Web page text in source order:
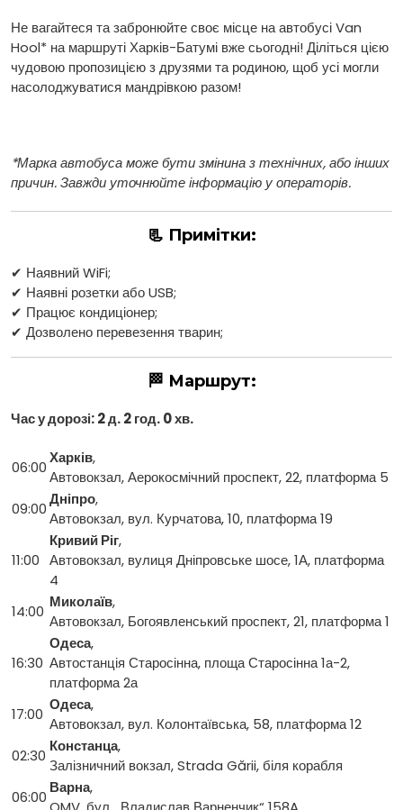
Не вагайтеся та забронюйте своє місце на автобусі Van
Hool* на маршруті Харків-Батумі вже сьогодні! Діліться цією
чудовою пропозицією з друзями та родиною, щоб усі могли
насолоджуватися мандрівкою разом!
*Марка автобуса може бути змінина з технічних, або інших
причин. Завжди уточнюйте інформацію у операторів.
📃 Примітки:
✔ Наявний WiFi;
✔ Наявні розетки або USB;
✔ Працює кондиціонер;
✔ Дозволено перевезення тварин;
🏁 Маршрут:
Час у дорозі: 2 д. 2 год. 0 хв.
06:00
Харків,
Автовокзал, Аерокосмічний проспект, 22, платформа 5
09:00
Дніпро,
Автовокзал, вул. Курчатова, 10, платформа 19
11:00
Кривий Ріг,
Автовокзал, вулиця Дніпровське шосе, 1А, платформа
4
14:00
Миколаїв,
Автовокзал, Богоявленський проспект, 21, платформа 1
16:30
Одеса,
Автостанція Старосінна, площа Старосінна 1а-2,
платформа 2а
17:00
Одеса,
Автовокзал, вул. Колонтаївська, 58, платформа 12
02:30
Констанца,
Залізничний вокзал, Strada Gării, біля корабля
06:00
Варна,